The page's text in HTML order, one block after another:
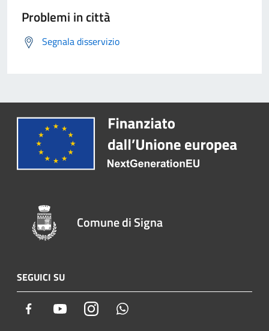
Problemi in città
Segnala disservizio
Comune di Signa
SEGUICI SU
Facebook YoutubeInstagram